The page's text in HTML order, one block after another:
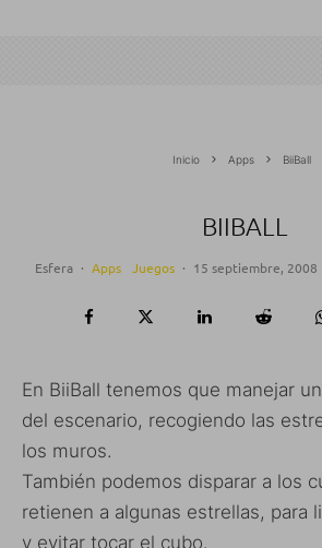
Inicio Apps BiiBall
BIIBALL
Esfera · Apps Juegos · 15 septiembre, 2008
En BiiBall tenemos que manejar
del escenario, recogiendo las
los muros.
También podemos disparar a los
retienen a algunas estrellas, para
y evitar tocar el cubo.